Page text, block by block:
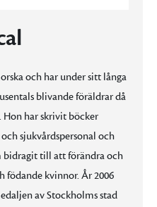
och har under sitt långa
blivande föräldrar då
har skrivit böcker
sjukvårdspersonal och
bidragit till att förändra och
födande kvinnor. År 2006
av Stockholms stad